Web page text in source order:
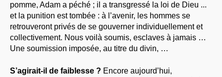
pomme, Adam a péché ; il a transgressé la loi de Dieu ...
et la punition est tombée : à l’avenir, les hommes se
retrouveront privés de se gouverner individuellement et
collectivement. Nous voilà soumis, esclaves à jamais …
Une soumission imposée, au titre du divin, …
S’agirait-il de faiblesse ? Encore aujourd’hui,